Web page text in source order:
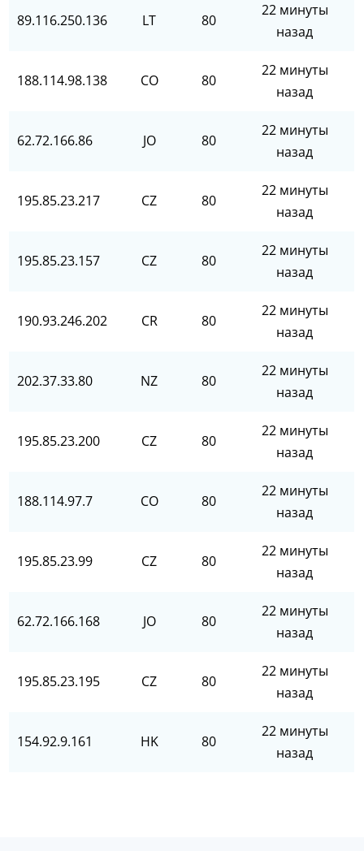
89.116.250.136 LT 80
22 минуты
назад
188.114.98.138 CO 80
22 минуты
назад
62.72.166.86 JO 80
22 минуты
назад
195.85.23.217 CZ 80
22 минуты
назад
195.85.23.157 CZ 80
22 минуты
назад
190.93.246.202 CR 80
22 минуты
назад
202.37.33.80 NZ 80
22 минуты
назад
195.85.23.200 CZ 80
22 минуты
назад
188.114.97.7 CO 80
22 минуты
назад
195.85.23.99 CZ 80
22 минуты
назад
62.72.166.168 JO 80
22 минуты
назад
195.85.23.195 CZ 80
22 минуты
назад
154.92.9.161 HK 80
22 минуты
назад